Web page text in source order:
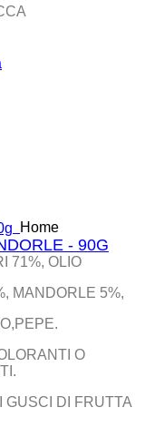
Home
- 90G
71%, OLIO
MANDORLE 5%,
O
GUSCI DI FRUTTA